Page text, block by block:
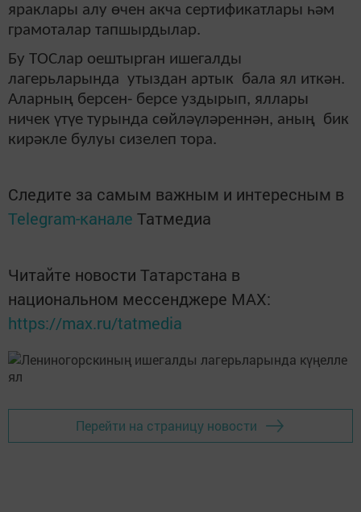
яраклары алу өчен акча сертификатлары һәм
грамоталар тапшырдылар.
Бу ТОСлар оештырган ишегалды
лагерьларында утыздан артык бала ял иткән.
Аларның берсен- берсе уздырып, яллары
ничек үтүе турында сөйләүләреннән, аның бик
кирәкле булуы сизелеп тора.
Следите за самым важным и интересным в
Telegram-канале Татмедиа
Читайте новости Татарстана в
национальном мессенджере MАХ:
https://max.ru/tatmedia
Перейти на страницу новости